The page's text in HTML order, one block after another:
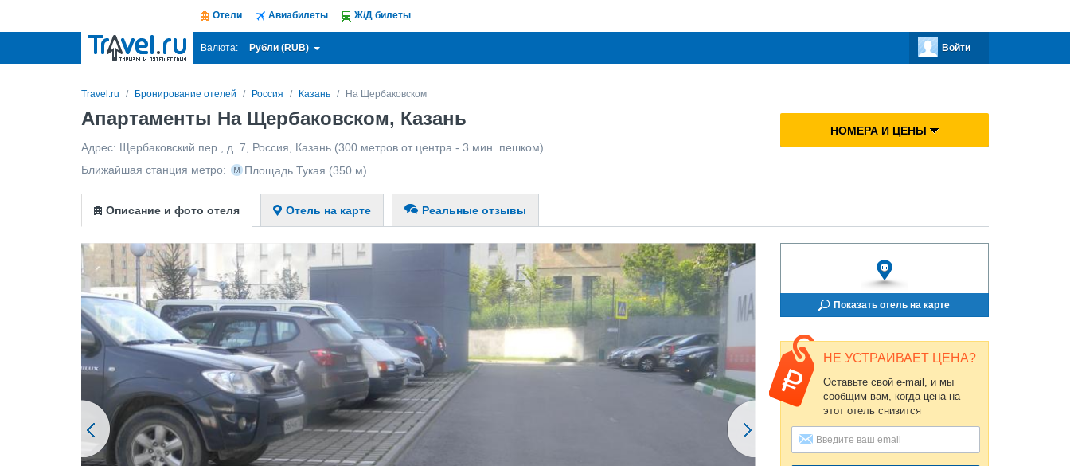
Отели Авиабилеты Ж/Д билеты
Валюта: Рубли (RUB) Войти
Travel.ru Бронирование отелей Россия Казань На Щербаковском
Апартаменты На Щербаковском, Казань
Адрес: Щербаковский пер., д. 7 Россия Казань (300 метров от центра - 3 мин. пешком)
Ближайшая станция метро:
Площадь Тукая (350 м)
НОМЕРА И ЦЕНЫ
Описание и фото отеля Отель на карте Реальные отзывы
Показать отель на карте
НЕ УСТРАИВАЕТ ЦЕНА?
Оставьте свой e-mail, и мы
сообщим вам, когда цена на
этот отель снизится